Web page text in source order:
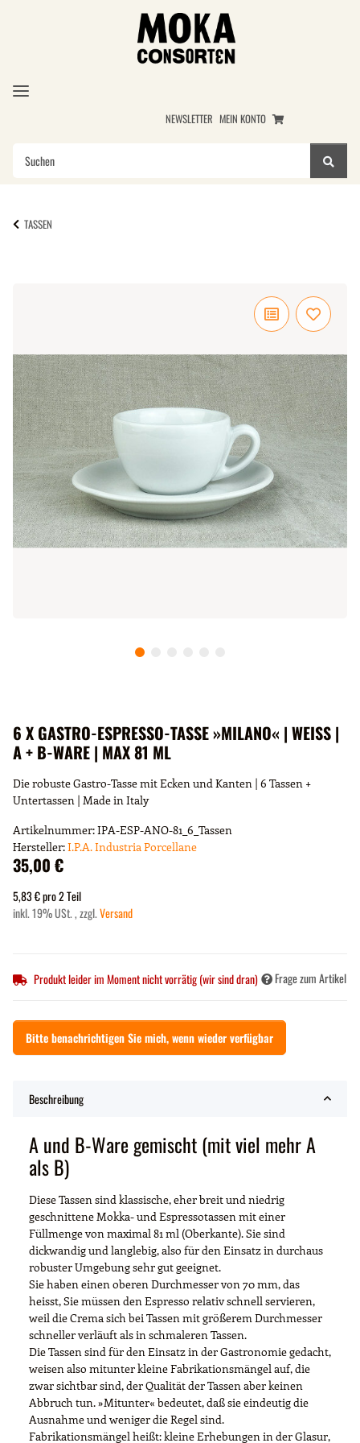
NEWSLETTER MEIN KONTO
TASSEN
6 X GASTRO-ESPRESSO-TASSE »MILANO« | WEISS |
A + B-WARE | MAX 81 ML
Die robuste Gastro-Tasse mit Ecken und Kanten | 6 Tassen +
Untertassen | Made in Italy
Artikelnummer:IPA-ESP-ANO-81_6_Tassen
Hersteller:I.P.A. Industria Porcellane
35,00 €
5,83 € pro 2 Teil
inkl. 19% USt. , zzgl.Versand
Produkt leider im Moment nicht vorrätig (wir sind dran) Frage zum Artikel
Bitte benachrichtigen Sie mich, wenn wieder verfügbar
Beschreibung
A und B-Ware gemischt (mit viel mehr A
als B)
Diese Tassen sind klassische, eher breit und niedrig
geschnittene Mokka- und Espressotassen mit einer
Füllmenge von maximal 81 ml (Oberkante). Sie sind
dickwandig und langlebig, also für den Einsatz in durchaus
robuster Umgebung sehr gut geeignet.
Sie haben einen oberen Durchmesser von 70 mm, das
heisst, Sie müssen den Espresso relativ schnell servieren,
weil die Crema sich bei Tassen mit größerem Durchmesser
schneller verläuft als in schmaleren Tassen.
Die Tassen sind für den Einsatz in der Gastronomie gedacht,
weisen also mitunter kleine Fabrikationsmängel auf, die
zwar sichtbar sind, der Qualität der Tassen aber keinen
Abbruch tun. »Mitunter« bedeutet, daß sie eindeutig die
Ausnahme und weniger die Regel sind.
Fabrikationsmängel heißt: kleine Erhebungen in der Glasur,